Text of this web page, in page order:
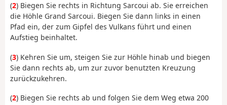
(2) Biegen Sie rechts in Richtung Sarcoui ab. Sie erreichen
die Höhle Grand Sarcoui. Biegen Sie dann links in einen
Pfad ein, der zum Gipfel des Vulkans führt und einen
Aufstieg beinhaltet.
(3) Kehren Sie um, steigen Sie zur Höhle hinab und biegen
Sie dann rechts ab, um zur zuvor benutzten Kreuzung
zurückzukehren.
(2) Biegen Sie rechts ab und folgen Sie dem Weg etwa 200